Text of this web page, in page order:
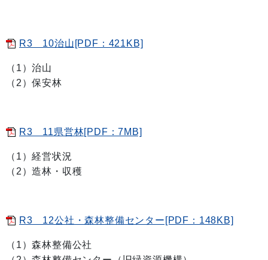
R3 10治山[PDF：421KB]
（1）治山
（2）保安林
R3 11県営林[PDF：7MB]
（1）経営状況
（2）造林・収穫
R3 12公社・森林整備センター[PDF：148KB]
（1）森林整備公社